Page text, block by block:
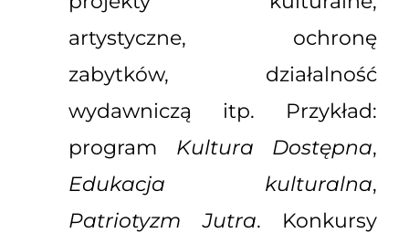
artystyczne, ochronę
zabytków, działalność
wydawniczą itp. Przykład:
program Kultura Dostępna,
Edukacja kulturalna,
Patriotyzm Jutra. Konkursy